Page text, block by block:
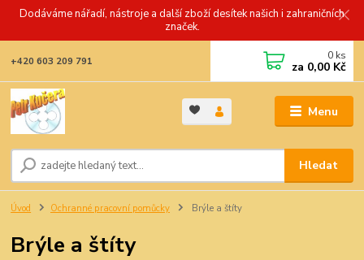
Dodáváme nářadí, nástroje a další zboží desítek našich i zahraničních
značek.
Menu
Hledat
+420 603 209 791 0 ks
za 0,00 Kč
Úvod Ochranné pracovní pomůcky Brýle a štíty
Brýle a štíty